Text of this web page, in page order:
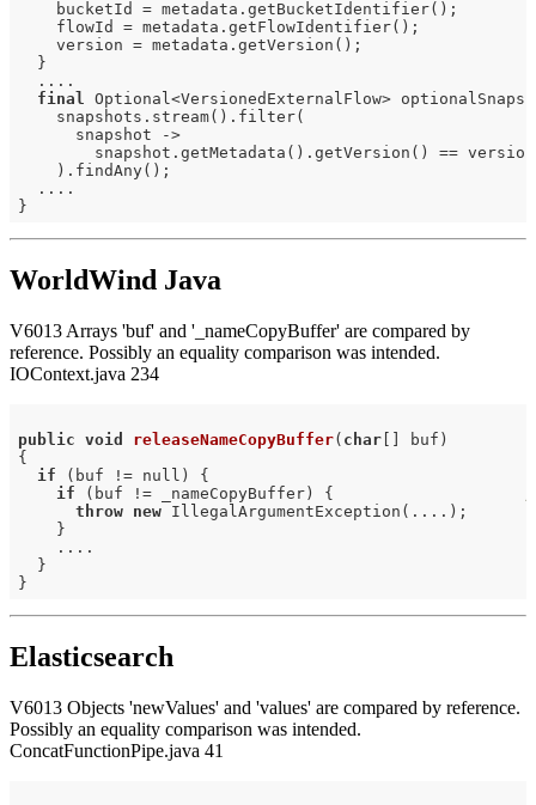
    bucketId = metadata.getBucketIdentifier();
    flowId = metadata.getFlowIdentifier();
    version = metadata.getVersion();
  }
  ....
final
Optional<VersionedExternalFlow>
    snapshots.stream().filter(
      snapshot ->
snapshot.getMetadata().getVersion() ==
    ).findAny();
  ....
WorldWind Java
V6013 Arrays 'buf' and '_nameCopyBuffer' are compared by
reference. Possibly an equality comparison was intended.
IOContext.java 234
public void releaseNameCopyBuffer( char[] buf)
{
if (buf != null) {
if (buf != _nameCopyBuffer) {
throw
new IllegalArgumentException(....);
    }
    ....
  }
Elasticsearch
V6013 Objects 'newValues' and 'values' are compared by reference.
Possibly an equality comparison was intended.
ConcatFunctionPipe.java 41